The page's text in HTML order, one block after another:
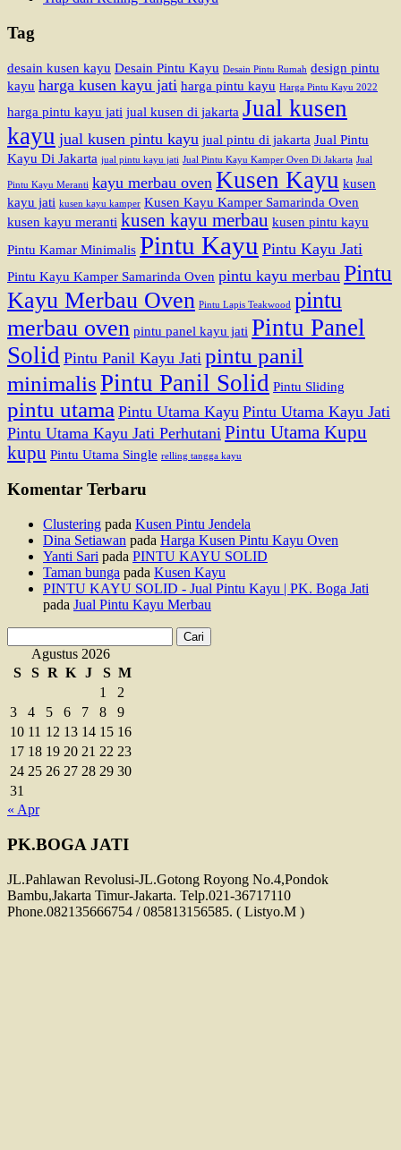
Tag
desain kusen kayu Desain Pintu Kayu Desain Pintu Rumah design pintu
kayu harga kusen kayu jati harga pintu kayu Harga Pintu Kayu 2022
harga pintu kayu jati jual kusen di jakarta Jual kusen
kayu jual kusen pintu kayu jual pintu di jakarta Jual Pintu
Kayu Di Jakarta jual pintu kayu jati Jual Pintu Kayu Kamper Oven Di Jakarta Jual
Pintu Kayu Meranti kayu merbau oven Kusen Kayu kusen
kayu jati kusen kayu kamper Kusen Kayu Kamper Samarinda Oven
kusen kayu meranti kusen kayu merbau kusen pintu kayu
Pintu Kamar Minimalis Pintu Kayu Pintu Kayu Jati
Pintu Kayu Kamper Samarinda Oven pintu kayu merbau Pintu
Kayu Merbau Oven Pintu Lapis Teakwood pintu
merbau oven pintu panel kayu jati Pintu Panel
Solid Pintu Panil Kayu Jati pintu panil
minimalisPintu Panil Solid Pintu Sliding
pintu utama Pintu Utama Kayu Pintu Utama Kayu Jati
Pintu Utama Kayu Jati Perhutani Pintu Utama Kupu
kupu Pintu Utama Single relling tangga kayu
Komentar Terbaru
Clustering pada Kusen Pintu Jendela
Dina Setiawan pada Harga Kusen Pintu Kayu Oven
Yanti Sari pada PINTU KAYU SOLID
Taman bunga pada Kusen Kayu
PINTU KAYU SOLID - Jual Pintu Kayu | PK. Boga Jati
pada Jual Pintu Kayu Merbau
untuk:Agustus 2026
S
S R K J S M
1
2
3
4 5 6 7 8
9
10 11 12 13 14 15 16
17 18 19 20 21 22 23
24 25 26 27 28 29 30
31
« Apr
PK.BOGA JATI
JL.Pahlawan Revolusi-JL.Gotong Royong No.4,Pondok
Bambu,Jakarta Timur-Jakarta. Telp.021-36717110
Phone.082135666754 / 085813156585. ( Listyo.M )